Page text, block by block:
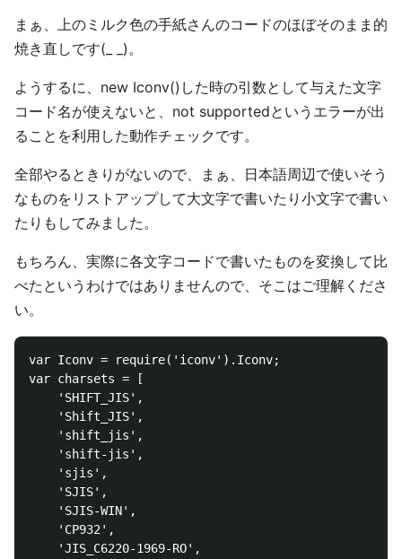
まぁ、上のミルク色の手紙さんのコードのほぼそのまま的
焼き直しです(_ _)。
ようするに、new Iconv()した時の引数として与えた文字
コード名が使えないと、not supportedというエラーが出
ることを利用した動作チェックです。
全部やるときりがないので、まぁ、日本語周辺で使いそう
なものをリストアップして大文字で書いたり小文字で書い
たりもしてみました。
もちろん、実際に各文字コードで書いたものを変換して比
べたというわけではありませんので、そこはご理解くださ
い。
var Iconv = require('iconv').Iconv;
var charsets = [
    'SHIFT_JIS',
    'Shift_JIS',
    'shift_jis',
    'shift-jis',
    'sjis',
    'SJIS',
    'SJIS-WIN',
    'CP932',
    'JIS_C6220-1969-RO',